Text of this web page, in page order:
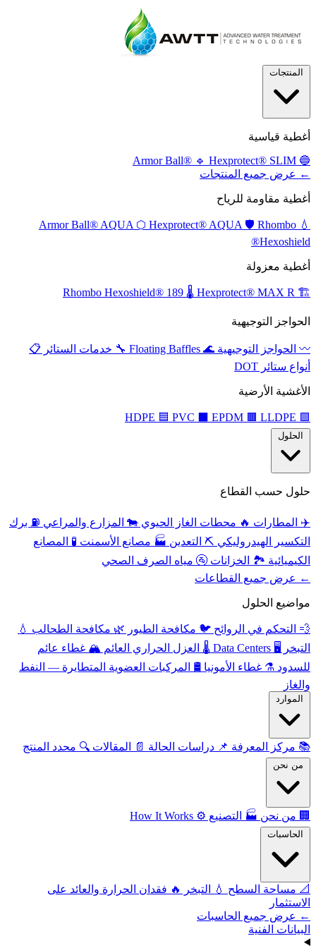
المنتجات
أغطية قياسية
🔵
🔹 Hexprotect® SLIM
← عرض جميع المنتجات
أغطية مقاومة للرياح
💧
⬡ Hexprotect® AQUA 🛡️ Rhombo
Hexoshield®
أغطية معزولة
🏗️
🌡️ Hexprotect® MAX R
الحواجز التوجيهية
〰️ الحواجز التوجيهية 🌊
🔧 خدمات الستائر 📋
أنواع ستائر DOT
الأغشية الأرضية
🟩
🟦 PVC EPDM 🟫 LLDPE
الحلول
حلول حسب القطاع
✈️ المطارات 🔥 محطات الغاز الحيوي 🐄 المزارع والمراعي ⛽ برك
التكسير الهيدروليكي ⛏️ التعدين 🏭 مصانع الأسمنت 🧪 المصانع
الكيميائية 🏞️ الخزانات 🚰 مياه الصرف الصحي
← عرض جميع القطاعات
مواضيع الحلول
💨 التحكم في الروائح 🐦 مكافحة الطيور 🌿 مكافحة الطحالب 💧
التبخر 🖥️
🌡️ العزل الحراري العائم 🏔️ غطاء عائم
للسدود ⚗️ غطاء الأمونيا 🛢️ المركبات العضوية المتطايرة — النفط
والغاز
الموارد
📚 مركز المعرفة 📌 دراسات الحالة 📄 المقالات 🔍 محدد المنتج
من نحن
🏢 من نحن 🏭 التصنيع ⚙️
الحاسبات
📐 مساحة السطح 💧 التبخر 🔥 فقدان الحرارة والعائد على
الاستثمار
← عرض جميع الحاسبات
البيانات الفنية